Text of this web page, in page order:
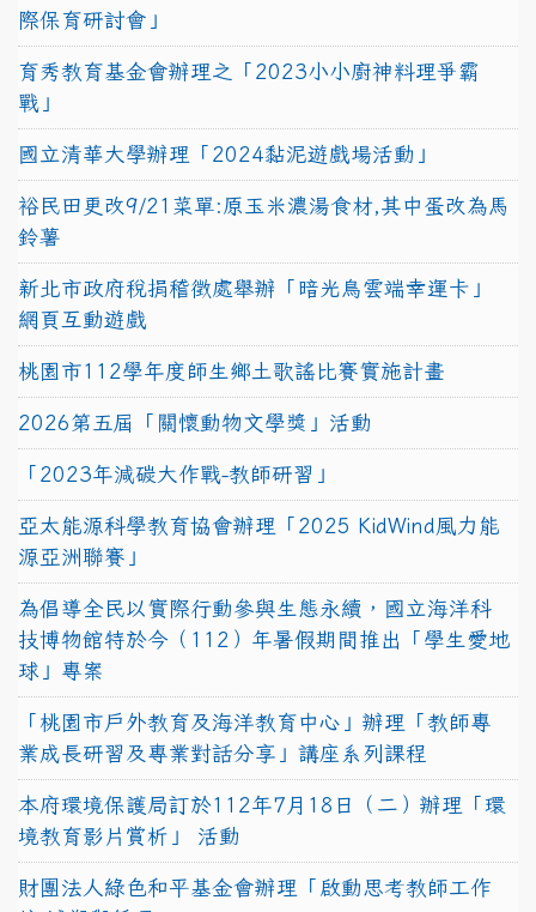
際保育研討會」
育秀教育基金會辦理之「2023小小廚神料理爭霸
戰」
國立清華大學辦理「2024黏泥遊戲場活動」
裕民田更改9/21菜單:原玉米濃湯食材,其中蛋改為馬
鈴薯
新北市政府稅捐稽徵處舉辦「暗光鳥雲端幸運卡」
網頁互動遊戲
桃園市112學年度師生鄉土歌謠比賽實施計畫
2026第五屆「關懷動物文學獎」活動
「2023年減碳大作戰-教師研習」
亞太能源科學教育協會辦理「2025 KidWind風力能
源亞洲聯賽」
為倡導全民以實際行動參與生態永續，國立海洋科
技博物館特於今（112）年暑假期間推出「學生愛地
球」專案
「桃園市戶外教育及海洋教育中心」辦理「教師專
業成長研習及專業對話分享」講座系列課程
本府環境保護局訂於112年7月18日（二）辦理「環
境教育影片賞析」 活動
財團法人綠色和平基金會辦理「啟動思考教師工作